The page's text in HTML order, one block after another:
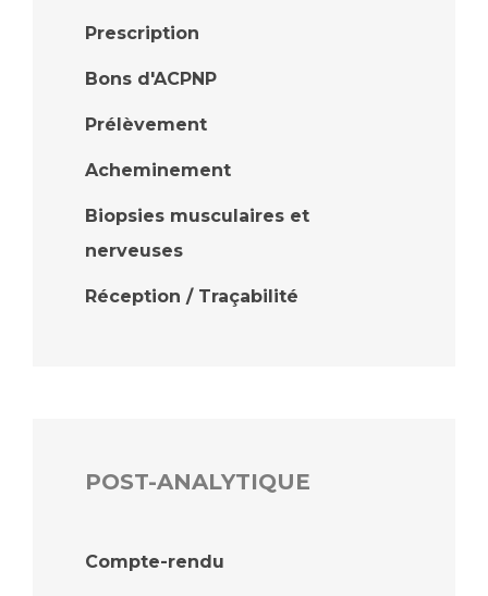
Prescription
Bons d'ACPNP
Prélèvement
Acheminement
Biopsies musculaires et
nerveuses
Réception / Traçabilité
POST-ANALYTIQUE
Compte-rendu